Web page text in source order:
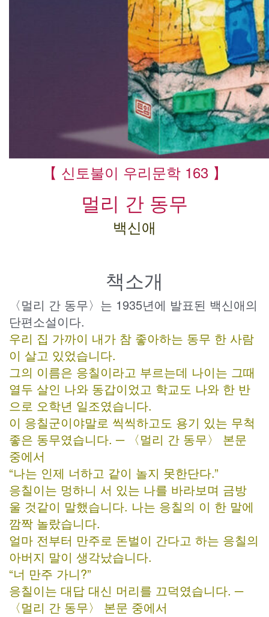
【 신토불이 우리문학 163 】
멀리 간 동무
백신애
책소개
〈멀리 간 동무〉는 1935년에 발표된 백신애의
단편소설이다.
우리 집 가까이 내가 참 좋아하는 동무 한 사람
이 살고 있었습니다.
그의 이름은 응칠이라고 부르는데 나이는 그때
열두 살인 나와 동갑이었고 학교도 나와 한 반
으로 오학년 일조였습니다.
이 응칠군이야말로 씩씩하고도 용기 있는 무척
좋은 동무였습니다. ─ 〈멀리 간 동무〉 본문
중에서
“나는 인제 너하고 같이 놀지 못한단다.”
응칠이는 멍하니 서 있는 나를 바라보며 금방
울 것같이 말했습니다. 나는 응칠의 이 한 말에
깜짝 놀랐습니다.
얼마 전부터 만주로 돈벌이 간다고 하는 응칠의
아버지 말이 생각났습니다.
“너 만주 가니?”
응칠이는 대답 대신 머리를 끄덕였습니다. ─
〈멀리 간 동무〉 본문 중에서